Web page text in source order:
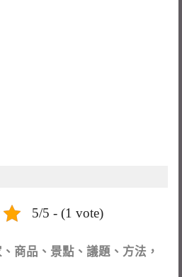
5/5 - (1 vote)
商品、景點、議題、方法，